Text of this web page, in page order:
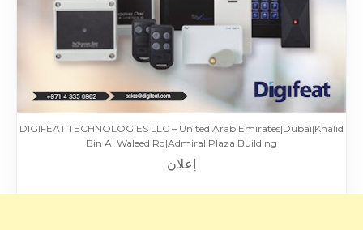
DIGIFEAT TECHNOLOGIES LLC – United Arab Emirates|Dubai|Khalid
Bin Al Waleed Rd|Admiral Plaza Building
إعلان